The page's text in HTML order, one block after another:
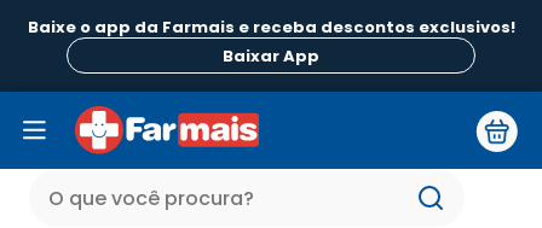
Baixe o app da Farmais e receba descontos exclusivos!
Baixar App